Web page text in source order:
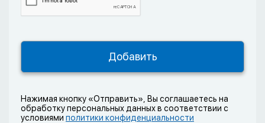
Нажимая кнопку «Отправить», Вы соглашаетесь на
обработку персональных данных в соответствии с
условиями политики конфиденциальности